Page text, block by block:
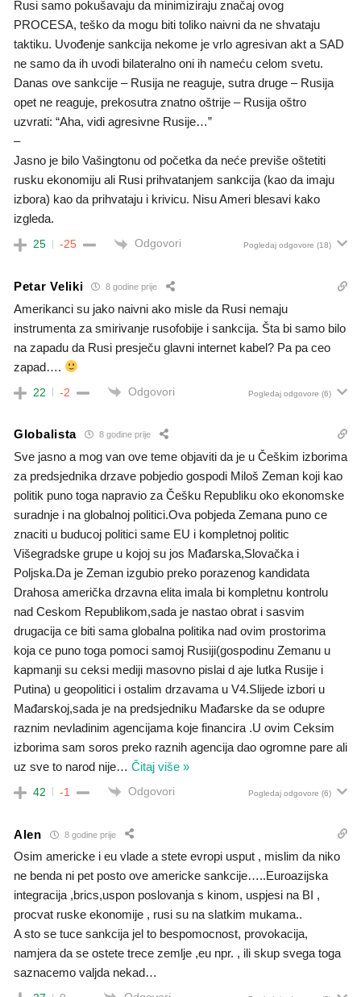
Rusi samo pokušavaju da minimiziraju značaj ovog
PROCESA, teško da mogu biti toliko naivni da ne shvataju
taktiku. Uvođenje sankcija nekome je vrlo agresivan akt a SAD
ne samo da ih uvodi bilateralno oni ih nameću celom svetu.
Danas ove sankcije – Rusija ne reaguje, sutra druge – Rusija
opet ne reaguje, prekosutra znatno oštrije – Rusija oštro
uzvrati: “Aha, vidi agresivne Rusije…”
–
Jasno je bilo Vašingtonu od početka da neće previše oštetiti
rusku ekonomiju ali Rusi prihvatanjem sankcija (kao da imaju
izbora) kao da prihvataju i krivicu. Nisu Ameri blesavi kako
izgleda.
25 -25 Odgovori Pogledaj odgovore (18)
Petar Veliki 8 godine prije
Amerikanci su jako naivni ako misle da Rusi nemaju
instrumenta za smirivanje rusofobije i sankcija. Šta bi samo bilo
na zapadu da Rusi presječu glavni internet kabel? Pa pa ceo
zapad….
22 -2 Odgovori Pogledaj odgovore (6)
Globalista 8 godine prije
Sve jasno a mog van ove teme objaviti da je u Češkim izborima
za predsjednika drzave pobjedio gospodi Miloš Zeman koji kao
politik puno toga napravio za Češku Republiku oko ekonomske
suradnje i na globalnoj politici.Ova pobjeda Zemana puno ce
znaciti u buducoj politici same EU i kompletnoj politic
Višegradske grupe u kojoj su jos Mađarska,Slovačka i
Poljska.Da je Zeman izgubio preko porazenog kandidata
Drahosa američka drzavna elita imala bi kompletnu kontrolu
nad Ceskom Republikom,sada je nastao obrat i sasvim
drugacija ce biti sama globalna politika nad ovim prostorima
koja ce puno toga pomoci samoj Rusiji(gospodinu Zemanu u
kapmanji su ceksi mediji masovno pislai d aje lutka Rusije i
Putina) u geopolitici i ostalim drzavama u V4.Slijede izbori u
Mađarskoj,sada je na predsjedniku Mađarske da se odupre
raznim nevladinim agencijama koje financira .U ovim Ceksim
izborima sam soros preko raznih agencija dao ogromne pare ali
uz sve to narod nije… Čitaj više »
42 -1 Odgovori Pogledaj odgovore (6)
Alen 8 godine prije
Osim americke i eu vlade a stete evropi usput , mislim da niko
ne benda ni pet posto ove americke sankcije…..Euroazijska
integracija ,brics,uspon poslovanja s kinom, uspjesi na BI ,
procvat ruske ekonomije , rusi su na slatkim mukama..
A sto se tuce sankcija jel to bespomocnost, provokacija,
namjera da se ostete trece zemlje ,eu npr. , ili skup svega toga
saznacemo valjda nekad…